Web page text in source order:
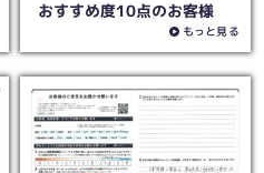
おすすめ度10点のお客様
もっと見る